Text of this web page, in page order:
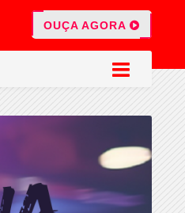
OUÇA AGORA